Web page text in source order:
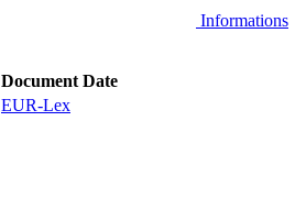
Informations
Document Date
EUR-Lex